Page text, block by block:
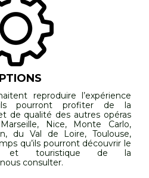
reproduire l’expérience
pourront profiter de la
de qualité des autres opéras
Nice, Monte Carlo,
du Val de Loire, Toulouse,
qu’ils pourront découvrir le
et touristique de la
consulter.